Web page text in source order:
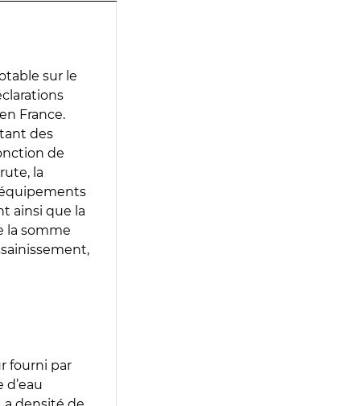
sur le
France.
des
de
la
ainsi que la
la somme
fourni par